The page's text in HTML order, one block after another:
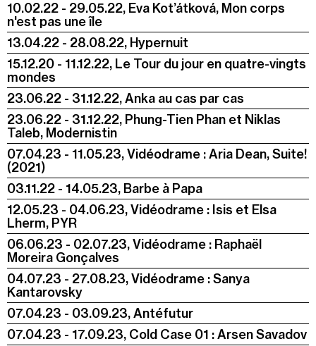
10.02.22 - 29.05.22, Eva Kot’átková, Mon corps
n'est pas une île
13.04.22 - 28.08.22, Hypernuit
15.12.20 - 11.12.22, Le Tour du jour en quatre-vingts
mondes
23.06.22 - 31.12.22, Anka au cas par cas
23.06.22 - 31.12.22, Phung-Tien Phan et Niklas
Taleb, Modernistin
07.04.23 - 11.05.23, Vidéodrame : Aria Dean, Suite!
(2021)
03.11.22 - 14.05.23, Barbe à Papa
12.05.23 - 04.06.23, Vidéodrame : Isis et Elsa
Lherm, PYR
06.06.23 - 02.07.23, Vidéodrame : Raphaël
Moreira Gonçalves
04.07.23 - 27.08.23, Vidéodrame : Sanya
Kantarovsky
07.04.23 - 03.09.23, Antéfutur
07.04.23 - 17.09.23, Cold Case 01 : Arsen Savadov